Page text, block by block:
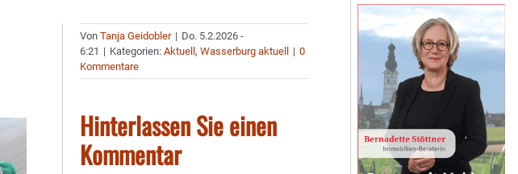
VonTanja Geidobler | Do. 5.2.2026 -
6:21 | Kategorien:Aktuell,Wasserburg aktuell | 0
Kommentare
Hinterlassen Sie einen
Kommentar